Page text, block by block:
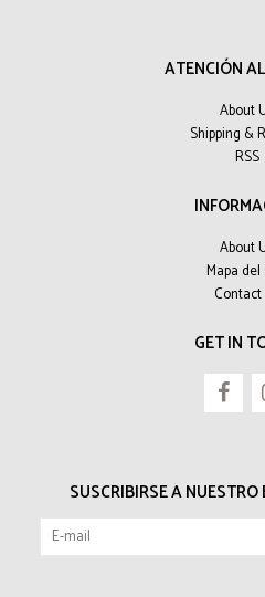
ATENCIÓN
About
Shipping &
RSS
About
Mapa
GET IN
SUSCRIBIRSE A